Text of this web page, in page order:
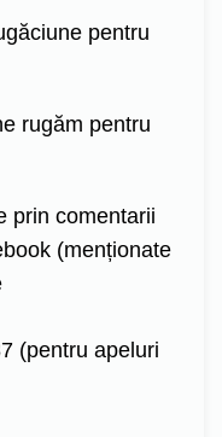
pentru
rugăm pentru
prin comentarii
(menționate
(pentru apeluri